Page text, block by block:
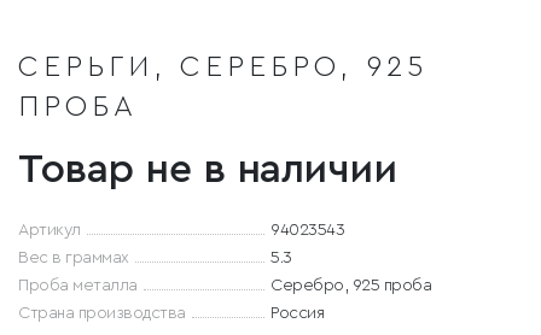
СЕРЬГИ, СЕРЕБРО, 925
ПРОБА
Товар не в наличии
Артикул
94023543
Вес в граммах
5.3
Проба металла
Серебро, 925 проба
Страна производства
Россия